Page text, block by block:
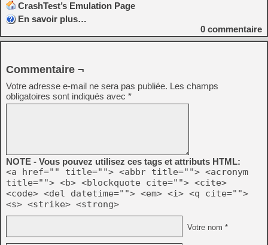
CrashTest’s Emulation Page
En savoir plus…
0 commentaire
Commentaire ¬
Votre adresse e-mail ne sera pas publiée. Les champs
obligatoires sont indiqués avec *
NOTE - Vous pouvez utilisez ces tags et attributs HTML:
<a href="" title=""> <abbr title=""> <acronym
title=""> <b> <blockquote cite=""> <cite>
<code> <del datetime=""> <em> <i> <q cite="">
<s> <strike> <strong>
Votre nom *